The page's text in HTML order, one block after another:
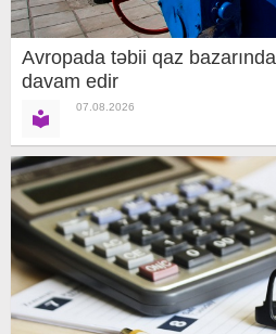
Avropada təbii qaz
davam edir
07.08.2026